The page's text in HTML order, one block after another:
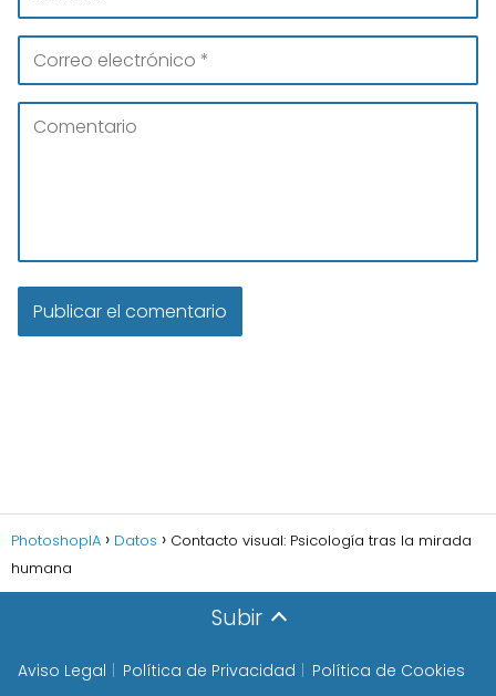
PhotoshopIA Datos
Contacto visual: Psicología tras la mirada
humana
Subir
Aviso Legal Política de Privacidad Política de Cookies